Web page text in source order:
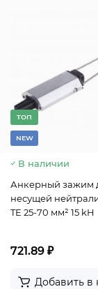
TОП
NEW
В наличии
Анкерный зажим
несущей
TE 25-70 мм² 15 kH
721.89 ₽
Добавить в